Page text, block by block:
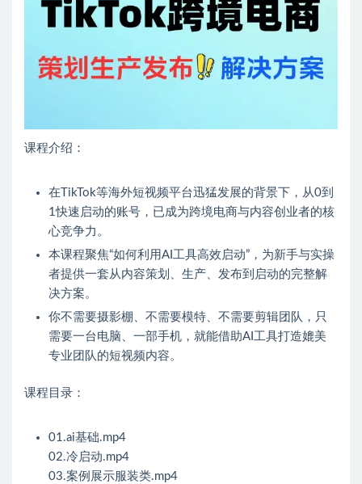
课程介绍：
在TikTok等海外短视频平台迅猛发展的背景下，从0到
1快速启动的账号，已成为跨境电商与内容创业者的核
心竞争力。
本课程聚焦“如何利用AI工具高效启动”，为新手与实操
者提供一套从内容策划、生产、发布到启动的完整解
决方案。
你不需要摄影棚、不需要模特、不需要剪辑团队，只
需要一台电脑、一部手机，就能借助AI工具打造媲美
专业团队的短视频内容。
课程目录：
01.ai基础.mp4
02.冷启动.mp4
03.案例展示服装类.mp4